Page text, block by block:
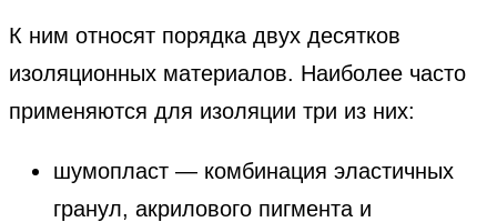
К ним относят порядка двух десятков
изоляционных материалов. Наиболее часто
применяются для изоляции три из них:
шумопласт — комбинация эластичных
гранул, акрилового пигмента и